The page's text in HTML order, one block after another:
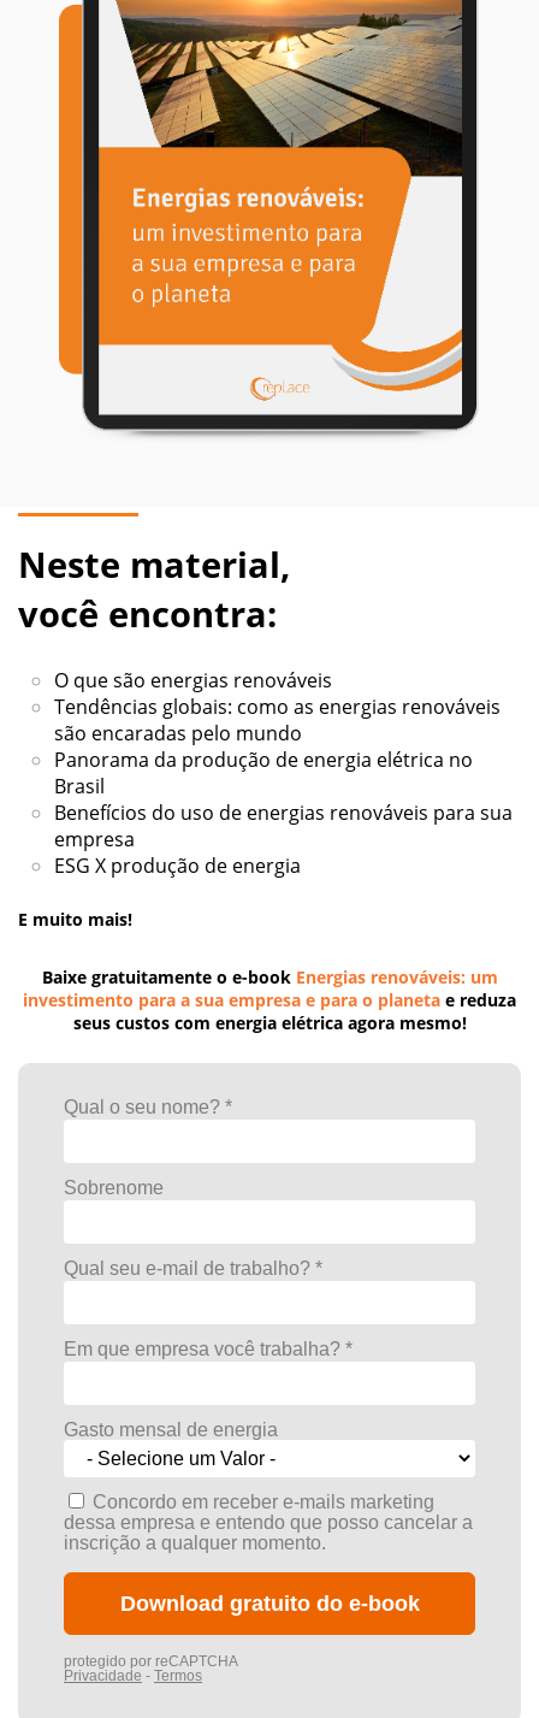
Neste material,
você encontra:
O que são energias renováveis
Tendências globais: como as energias renováveis
são encaradas pelo mundo
Panorama da produção de energia elétrica no
Brasil
Benefícios do uso de energias renováveis para sua
empresa
ESG X produção de energia
E muito mais!
Baixe gratuitamente o e-book Energias renováveis: um
investimento para a sua empresa e para o planeta e reduza
seus custos com energia elétrica agora mesmo!